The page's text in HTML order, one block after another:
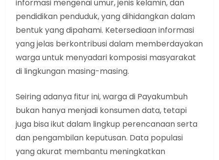
informasi mengenai umur, jenis kelamin, dan
pendidikan penduduk, yang dihidangkan dalam
bentuk yang dipahami. Ketersediaan informasi
yang jelas berkontribusi dalam memberdayakan
warga untuk menyadari komposisi masyarakat
di lingkungan masing-masing.
Seiring adanya fitur ini, warga di Payakumbuh
bukan hanya menjadi konsumen data, tetapi
juga bisa ikut dalam lingkup perencanaan serta
dan pengambilan keputusan. Data populasi
yang akurat membantu meningkatkan